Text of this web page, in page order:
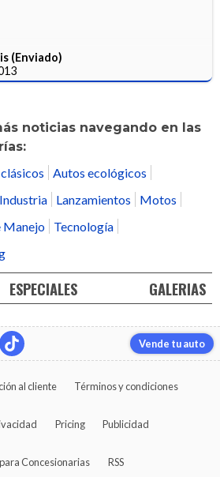
(Enviado)
noticias navegando en las
Autos ecológicos
Industria Lanzamientos
Motos
Manejo
Tecnología
ESPECIALES GALERIAS
Vende tu auto
al cliente Términos y condiciones
Pricing Publicidad
Concesionarias RSS